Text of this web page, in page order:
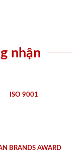
nhận
ISO 9001
BRANDS AWARD